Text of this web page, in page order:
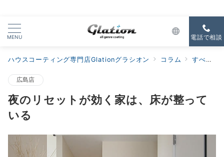
MENU 電話で相談
ハウスコーティング専門店Glationグラシオン コラム すべての新着
広島店
夜のリセットが効く家は、床が整って
いる